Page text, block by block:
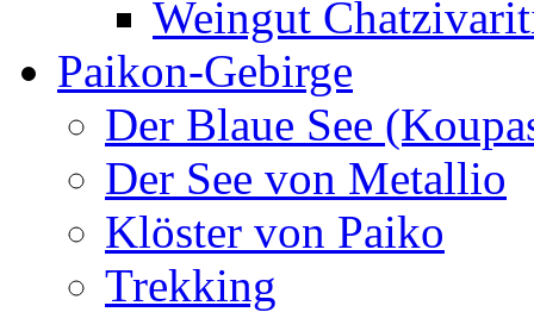
Weingut
Paikon-Gebirge
Der Blaue See
Der See von Metallio
Klöster von Paiko
Trekking